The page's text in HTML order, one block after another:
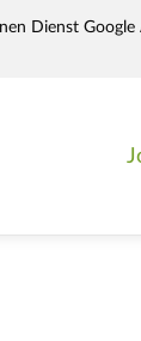
Dienst